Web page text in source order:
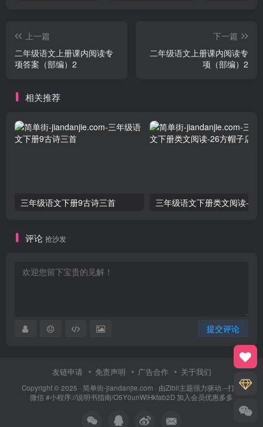
上一篇
二年级语文上册课内阅读专
项答案（部编）2
下一篇
二年级语文上册课内阅读专
项（部编）2
相关推荐
三年级语文下册9古诗三首
评论 抢沙发
提交评论
友链申请 免责声明 广告合作 关于我们
Copyright © 2025 · 简单街-jiandanjie.com · 由Zibll主题强力驱动.--打开
微信 #小程序://说明书指南/O5Y0unWlHkfab2D 加入会员优惠多多